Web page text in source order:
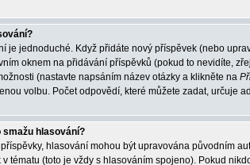
je jednoduché. Když přidáte nový příspěvek (nebo
oknem na přidávání příspěvků (pokud to nevidíte,
(nastavte napsáním název otázky a klikněte na
volbu. Počet odpovědí, které můžete zadat, určuje
smažu hlasování?
hlasování mohou být upravována původním
tématu (toto je vždy s hlasováním spojeno). Pokud